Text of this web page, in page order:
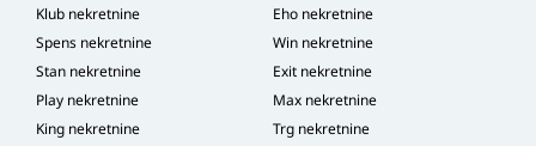
Klub nekretnine
Eho nekretnine
Spens nekretnine
Win nekretnine
Stan nekretnine
Exit nekretnine
Play nekretnine
Max nekretnine
King nekretnine
Trg nekretnine